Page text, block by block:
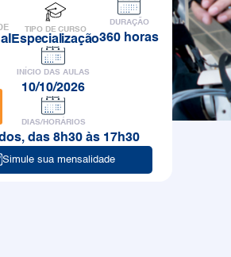
TIPO DE CURSO
Especialização
DURAÇÃO
360 horas
INÍCIO DAS AULAS
10/10/2026
DIAS/HORÁRIOS
das 8h30 às 17h30
Simule sua mensalidade